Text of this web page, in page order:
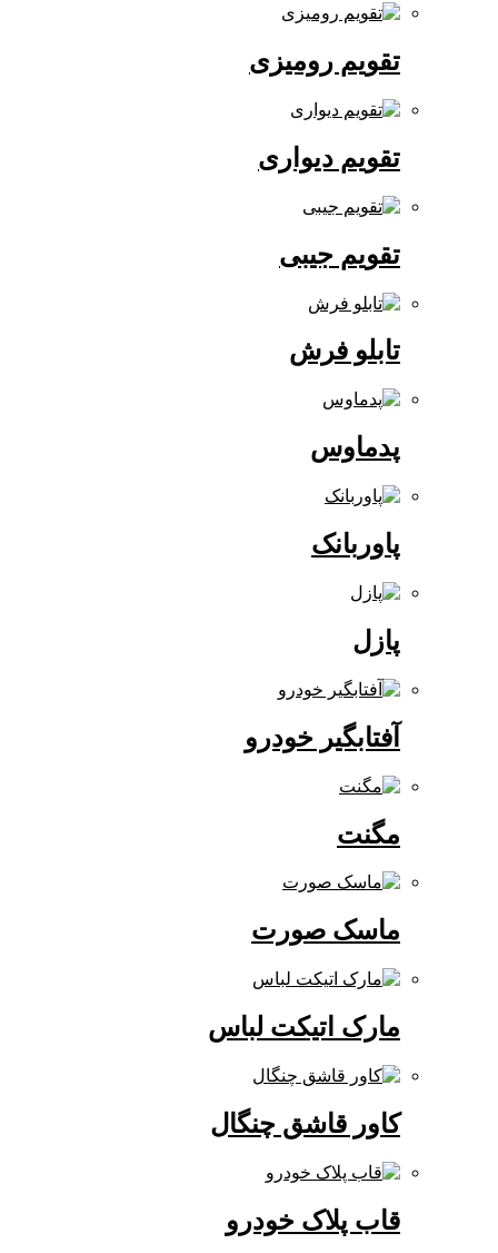
تقویم رومیزی
تقویم دیواری
تقویم جیبی
تابلو فرش
آفتابگیر خودرو
ماسک صورت
مارک اتیکت لباس
کاور قاشق چنگال
قاب پلاک خودرو